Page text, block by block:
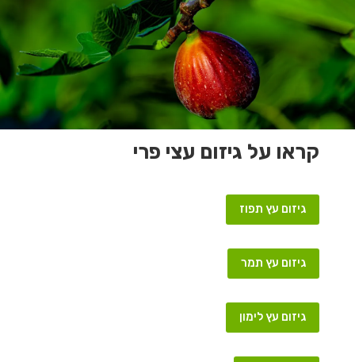
קראו על גיזום עצי פרי
גיזום עץ תפוז
גיזום עץ תמר
גיזום עץ לימון